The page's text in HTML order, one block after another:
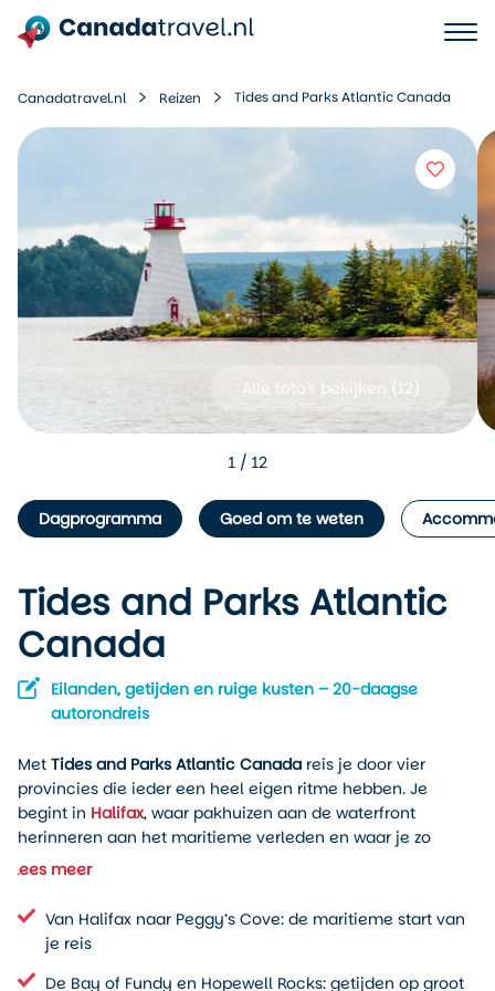
Canadatravel.nl Reizen Tides and Parks Atlantic Canada
Alle foto's bekijken (12)
1/ 12
Dagprogramma Goed om te weten
Tides and Parks Atlantic
Canada
Eilanden, getijden en ruige kusten – 20-daagse
autorondreis
Met Tides and Parks Atlantic Canada reis je door vier
provincies die ieder een heel eigen ritme hebben. Je
begint in Halifax, waar pakhuizen aan de waterfront
herinneren aan het maritieme verleden en waar je zo
aanschuift voor oesters, chowder of een lokaal biertje.
je aan zee in Western Shore en trek je verder richting
Digby , bekend om de scallops en de toegang tot de Bay of
Fundy-regio. Daar zie je hoe sterk het landschap wordt
bepaald door het getij: bij Hopewell Rocks wandel je
Lees meer
Van Halifax naar Peggy’s Cove: de maritieme start van
je reis
De Bay of Fundy en Hopewell Rocks: getijden op groot